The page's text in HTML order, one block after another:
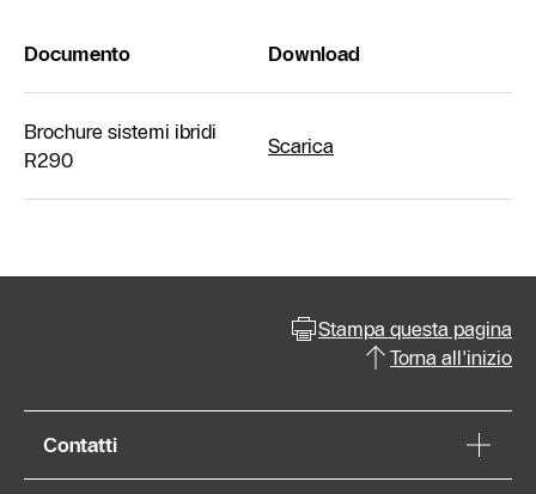
Documento Download
Brochure sistemi ibridi
R290
Scarica
Stampa questa pagina
Torna all'inizio
Contatti